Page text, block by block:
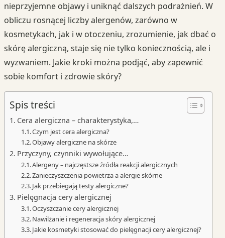
nieprzyjemne objawy i uniknąć dalszych podrażnień. W
obliczu rosnącej liczby alergenów, zarówno w
kosmetykach, jak i w otoczeniu, zrozumienie, jak dbać o
skórę alergiczną, staje się nie tylko koniecznością, ale i
wyzwaniem. Jakie kroki można podjąć, aby zapewnić
sobie komfort i zdrowie skóry?
Spis treści
Cera alergiczna – charakterystyka,…
Czym jest cera alergiczna?
Objawy alergiczne na skórze
Przyczyny, czynniki wywołujące…
Alergeny – najczęstsze źródła reakcji alergicznych
Zanieczyszczenia powietrza a alergie skórne
Jak przebiegają testy alergiczne?
Pielęgnacja cery alergicznej
Oczyszczanie cery alergicznej
Nawilżanie i regeneracja skóry alergicznej
Jakie kosmetyki stosować do pielęgnacji cery alergicznej?